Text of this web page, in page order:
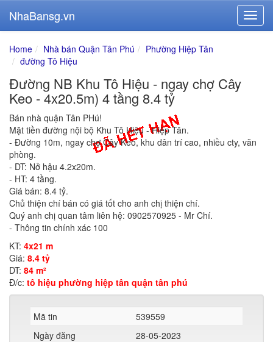
NhaBansg.vn
Home Nhà bán Quận Tân Phú
Phường Hiệp Tân
đường Tô Hiệu
Đường NB Khu Tô Hiệu - ngay chợ Cây
Keo - 4x20.5m) 4 tầng 8.4 tỷ
Bán nhà quận Tân PHú!
Mặt tiền đường nội bộ Khu Tô Hiệu - Hiệp Tân.
- Đường 10m, ngay chợ Cây Keo, khu dân trí cao, nhiều cty, văn
phòng.
- DT: Nở hậu 4.2x20m.
- HT: 4 tầng.
Giá bán: 8.4 tỷ.
Chủ thiện chí bán có giá tốt cho anh chị thiện chí.
Quý anh chị quan tâm liên hệ: 0902570925 - Mr Chí.
- Thông tin chính xác 100
KT: 4x21 m
Giá: 8.4 tỷ
DT: 84 m²
Đ/c: tô hiệu phường hiệp tân quận tân phú
Mã tin
539559
Ngày đăng
28-05-2023